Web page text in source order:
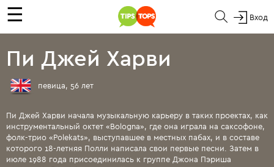
☰ Вход
Пи Джей Харви
певица, 56 лет
Пи Джей Харви начала музыкальную карьеру в таких проектах, как
инструментальный октет «Bologna», где она играла на саксофоне,
фолк-трио «Polekats», выступавшее в местных пабах, и в составе
которого 18-летняя Полли написала свои первые песни. Затем в
июле 1988 года присоединилась к группе Джона Пэриша